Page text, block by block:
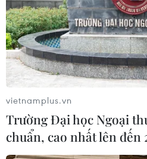
Quốc, ngày 5/5/2022.
Theo báo “Liên hợp buổi
Quốc đặt mục tiêu trở
không vũ trụ toàn diện và
ngành hàng không vũ trụ
Trung Quốc là một trong
không vũ trụ trên thế giới
vietnamplus.vn
Trường Đại học Ngoại
chuẩn, cao nhất lên đến